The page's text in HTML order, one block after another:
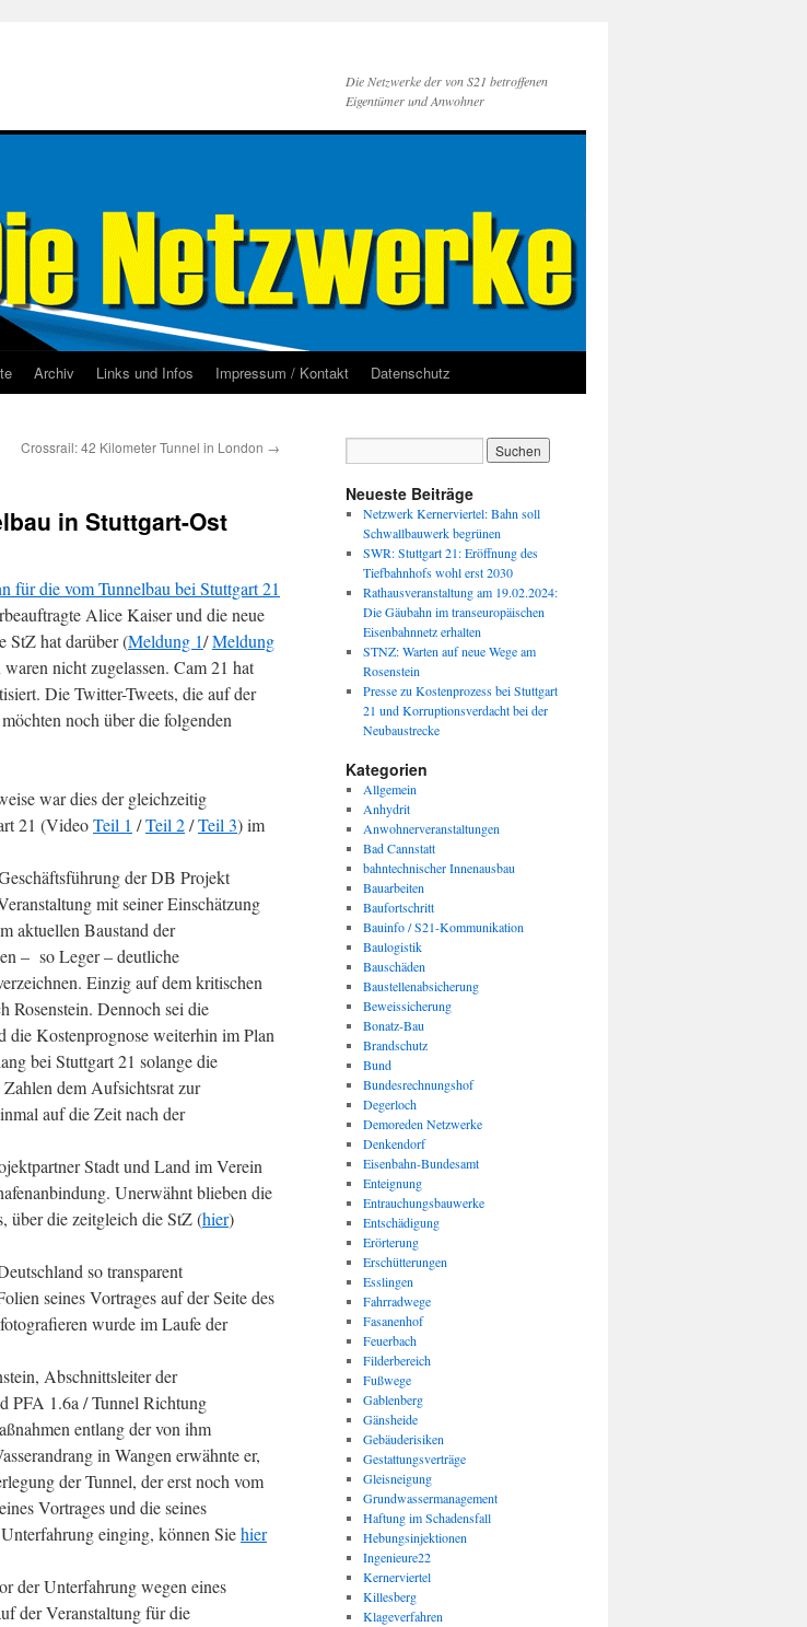
Die Netzwerke der von S21 betroffenen
Eigentümer und Anwohner
Archiv Links und Infos Impressum / Kontakt Datenschutz
Crossrail: 42 Kilometer Tunnel in London →
in Stuttgart-Ost
für die vom Tunnelbau bei Stuttgart 21
Alice Kaiser und die neue
StZ hat darüber (Meldung 1/Meldung
nicht zugelassen. Cam 21 hat
Die Twitter-Tweets, die auf der
noch über die folgenden
war dies der gleichzeitig
21 (VideoTeil 1 /Teil 2/Teil 3) im
der DB Projekt
mit seiner Einschätzung
aktuellen Baustand der
– so Leger – deutliche
Einzig auf dem kritischen
Rosenstein. Dennoch sei die
die Kostenprognose weiterhin im Plan
bei Stuttgart 21 solange die
dem Aufsichtsrat zur
auf die Zeit nach der
Stadt und Land im Verein
Unerwähnt blieben die
über die zeitgleich die StZ (hier)
so transparent
seines Vortrages auf der Seite des
wurde im Laufe der
Abschnittsleiter der
PFA 1.6a / Tunnel Richtung
entlang der von ihm
in Wangen erwähnte er,
der Tunnel, der erst noch vom
Vortrages und die seines
einging, können Siehier
der Unterfahrung wegen eines
der Veranstaltung für die
Neueste Beiträge
Netzwerk Kernerviertel: Bahn soll
Schwallbauwerk begrünen
SWR: Stuttgart 21: Eröffnung des
Tiefbahnhofs wohl erst 2030
Rathausveranstaltung am 19.02.2024:
Die Gäubahn im transeuropäischen
Eisenbahnnetz erhalten
STNZ: Warten auf neue Wege am
Rosenstein
Presse zu Kostenprozess bei Stuttgart
21 und Korruptionsverdacht bei der
Neubaustrecke
Kategorien
Allgemein
Anhydrit
Anwohnerveranstaltungen
Bad Cannstatt
bahntechnischer Innenausbau
Bauarbeiten
Baufortschritt
Bauinfo / S21-Kommunikation
Baulogistik
Bauschäden
Baustellenabsicherung
Beweissicherung
Bonatz-Bau
Brandschutz
Bund
Bundesrechnungshof
Degerloch
Demoreden Netzwerke
Denkendorf
Eisenbahn-Bundesamt
Enteignung
Entrauchungsbauwerke
Entschädigung
Erörterung
Erschütterungen
Esslingen
Fahrradwege
Fasanenhof
Feuerbach
Filderbereich
Fußwege
Gablenberg
Gänsheide
Gebäuderisiken
Gestattungsverträge
Gleisneigung
Grundwassermanagement
Haftung im Schadensfall
Hebungsinjektionen
Ingenieure22
Kernerviertel
Killesberg
Klageverfahren